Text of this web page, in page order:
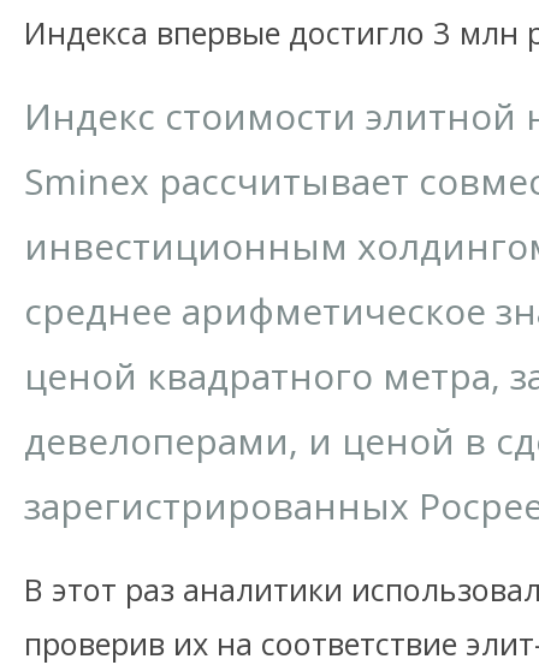
Индекса впервые достигло 3 млн
Индекс стоимости
Sminex рассчитывает
инвестиционным
среднее арифметическое
ценой квадратного метра,
девелоперами, и ценой в
зарегистрированных
В этот раз аналитики
проверив их на соответствие